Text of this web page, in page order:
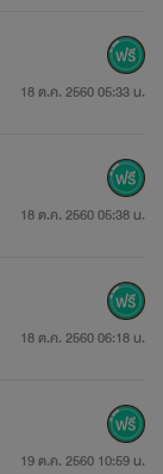
18 ต.ค. 2560 05:33 น.
18 ต.ค. 2560 05:38 น.
18 ต.ค. 2560 06:18 น.
19 ต.ค. 2560 10:59 น.